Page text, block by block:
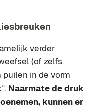
verder
(of zelfs
puilen in de vorm
Naarmate de druk
kunnen er